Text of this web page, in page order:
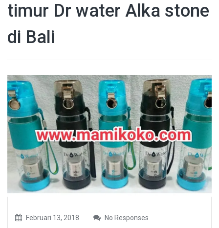
timur Dr water Alka stone
di Bali
Februari 13, 2018 No Responses